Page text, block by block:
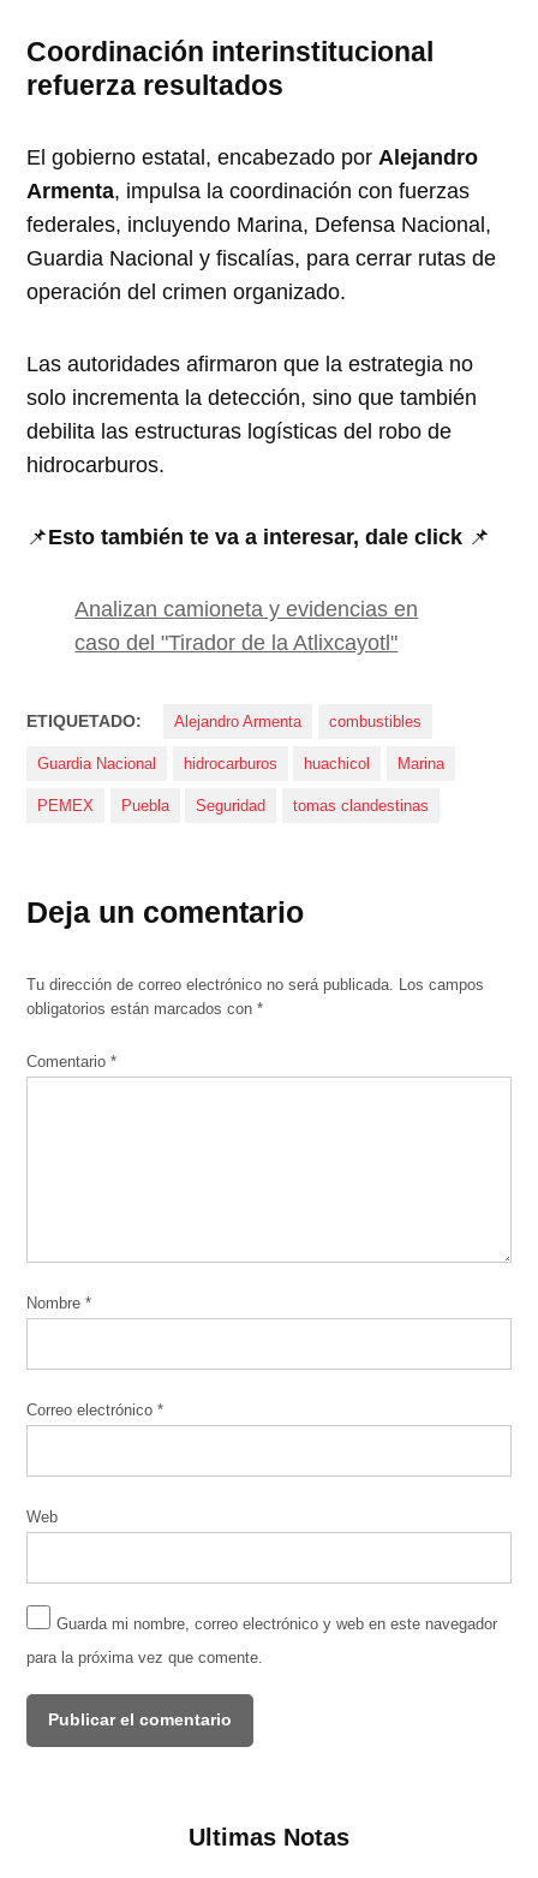
Coordinación interinstitucional
refuerza resultados
El gobierno estatal, encabezado por Alejandro
Armenta, impulsa la coordinación con fuerzas
federales, incluyendo Marina, Defensa Nacional,
Guardia Nacional y fiscalías, para cerrar rutas de
operación del crimen organizado.
Las autoridades afirmaron que la estrategia no
solo incrementa la detección, sino que también
debilita las estructuras logísticas del robo de
hidrocarburos.
📌Esto también te va a interesar, dale click 📌
Analizan camioneta y evidencias en
caso del "Tirador de la Atlixcayotl"
ETIQUETADO: Alejandro Armenta combustibles
Guardia Nacional hidrocarburos huachicol Marina
PEMEX Puebla Seguridad tomas clandestinas
Deja un comentario
Tu dirección de correo electrónico no será publicada. Los campos
obligatorios están marcados con*
Comentario*
Nombre*
Correo electrónico*
Web
Guarda mi nombre, correo electrónico y web en este navegador
para la próxima vez que comente.
Ultimas Notas